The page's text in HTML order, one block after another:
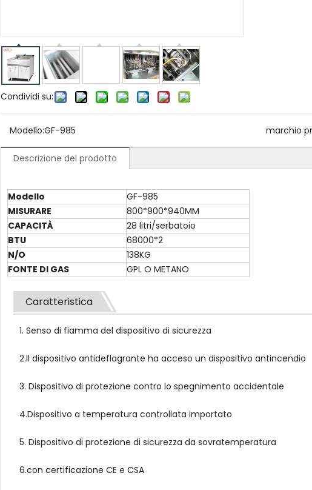
Condividi su:
Modello:GF-985 marchio
Descrizione del prodotto
Modello
GF-985
MISURARE
800*900*940MM
CAPACITÀ
28 litri/serbatoio
BTU
68000*2
N/O
138KG
FONTE DI GAS
GPL O METANO
Caratteristica
1. Senso di fiamma del dispositivo di sicurezza
2.Il dispositivo antideflagrante ha acceso un dispositivo antincendio
3. Dispositivo di protezione contro lo spegnimento accidentale
4.Dispositivo a temperatura controllata importato
5. Dispositivo di protezione di sicurezza da sovratemperatura
6.con certificazione CE e CSA